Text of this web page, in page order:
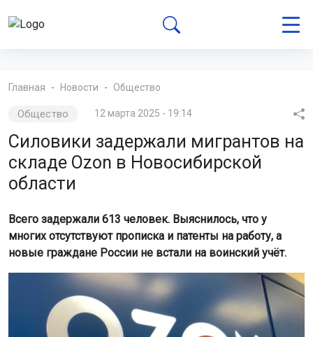
Главная Новости Общество
Общество 12 марта 2025 - 19:14
Силовики задержали мигрантов на
складе Ozon в Новосибирской
области
Всего задержали 613 человек. Выяснилось, что у
многих отсутствуют прописка и патенты на работу, а
новые граждане России не встали на воинский учёт.